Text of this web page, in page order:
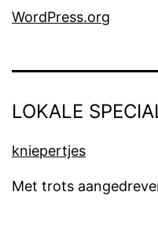
WordPress.org
LOKALE
kniepertjes
Met trots